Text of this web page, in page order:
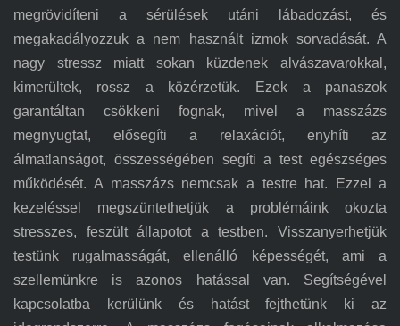
megrövidíteni a sérülések utáni lábadozást, és
megakadályozzuk a nem használt izmok sorvadását. A
nagy stressz miatt sokan küzdenek alvászavarokkal,
kimerültek, rossz a közérzetük. Ezek a panaszok
garantáltan csökkeni fognak, mivel a masszázs
megnyugtat, elősegíti a relaxációt, enyhíti az
álmatlanságot, összességében segíti a test egészséges
működését. A masszázs nemcsak a testre hat. Ezzel a
kezeléssel megszüntethetjük a problémáink okozta
stresszes, feszült állapotot a testben. Visszanyerhetjük
testünk rugalmasságát, ellenálló képességét, ami a
szellemünkre is azonos hatással van. Segítségével
kapcsolatba kerülünk és hatást fejthetünk ki az